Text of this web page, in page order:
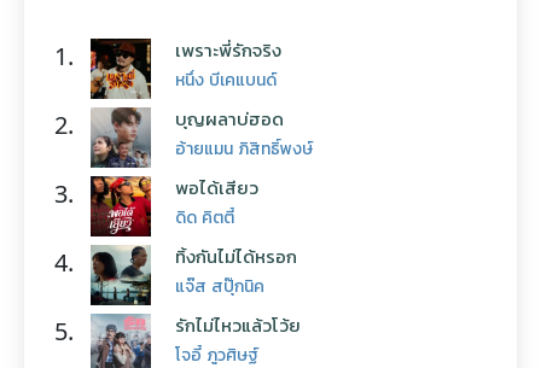
1. เพราะพี่รักจริง
หนึ่ง บีเคแบนด์
2. บุญผลาบ่ฮอด
อ้ายแมน ภิสิทธิ์พงษ์
3. พอได้เสียว
ดิด คิตตี้
4. ทิ้งกันไม่ได้หรอก
แจ๊ส สปุ๊กนิค
5. รักไม่ไหวแล้วโว้ย
โจอี้ ภูวศิษฐ์